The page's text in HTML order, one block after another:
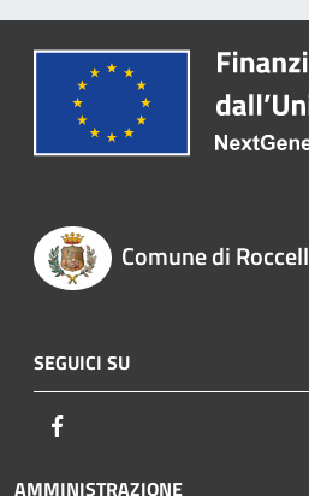
Comune di
SEGUICI SU
AMMINISTRAZIONE